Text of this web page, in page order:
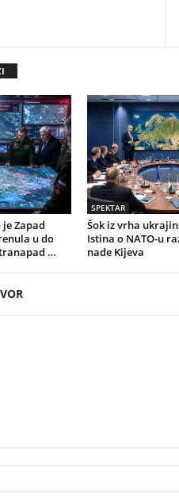
Zapad
u do
…
SPEKTAR
Šok iz vrha
Istina o NATO-u
nade Kijeva